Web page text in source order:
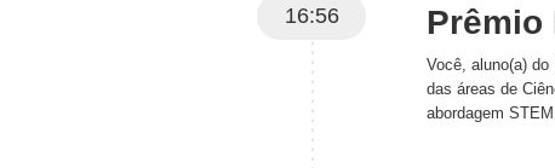
16:56 Prêmio
Você, aluno(a)
das áreas de
abordagem